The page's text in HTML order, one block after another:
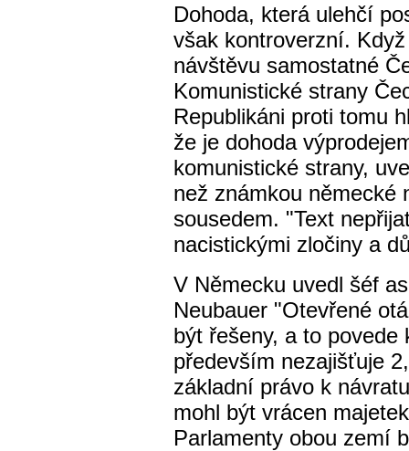
Dohoda, která ulehčí
však kontroverzní.
návštěvu samostatné
Komunistické strany
Republikáni proti tomu
že je dohoda
komunistické strany,
než známkou německé
sousedem. "Text
nacistickými zločiny a
V Německu uvedl šéf
Neubauer "Otevřené
být řešeny, a to
především nezajišťuje
základní právo k
mohl být vrácen
Parlamenty obou zemí